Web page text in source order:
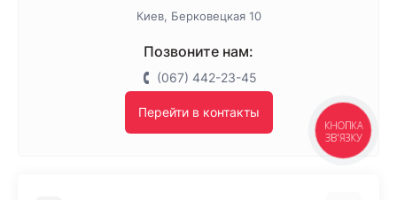
Киев, Берковецкая 10
Позвоните нам:
(067) 442-23-45
Перейти в контакты
КНОПКА
ЗВ'ЯЗКУ